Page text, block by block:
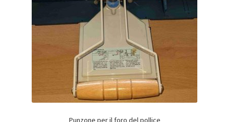
Punzone per il foro del pollice